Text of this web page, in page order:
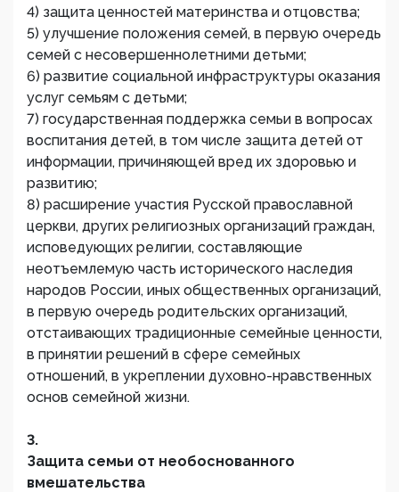
4) защита ценностей материнства и отцовства;
5) улучшение положения семей, в первую очередь
семей с несовершеннолетними детьми;
6) развитие социальной инфраструктуры оказания
услуг семьям с детьми;
7) государственная поддержка семьи в вопросах
воспитания детей, в том числе защита детей от
информации, причиняющей вред их здоровью и
развитию;
8) расширение участия Русской православной
церкви, других религиозных организаций граждан,
исповедующих религии, составляющие
неотъемлемую часть исторического наследия
народов России, иных общественных организаций,
в первую очередь родительских организаций,
отстаивающих традиционные семейные ценности,
в принятии решений в сфере семейных
отношений, в укреплении духовно-нравственных
основ семейной жизни.
3.
Защита семьи от необоснованного
вмешательства